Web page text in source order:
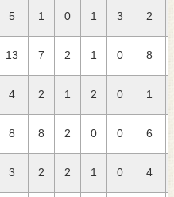
5 1 0 1 3 2
13 7 2 1 0 8
4 2 1 2 0 1
8 8 2 0 0 6
3 2 2 1 0 4